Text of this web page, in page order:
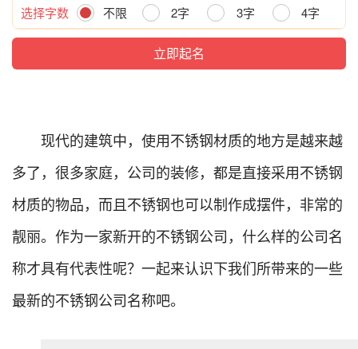
选择字数
不限 2字 3字 4字
现代的建筑中，使用不锈钢材质的地方是越来越
多了，很多家庭，公司的装修，都是直接采用不锈钢
材质的物品，而且不锈钢也可以制作成摆件，非常的
靓丽。作为一家新开的不锈钢公司，什么样的公司名
称才具有代表性呢？一起来认识下我们所带来的一些
最新的不锈钢公司名称吧。